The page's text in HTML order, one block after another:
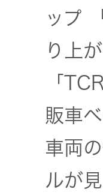
頭外
音場
技術
個人
客様
ップ
り上
「
販車
車両
ルが